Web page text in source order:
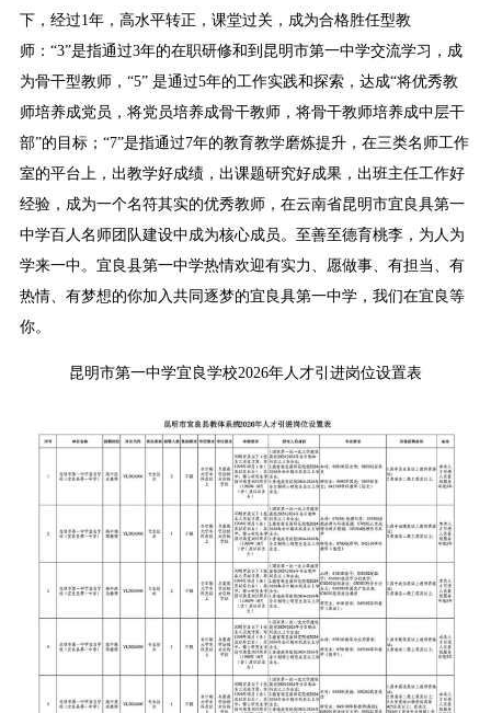
下，经过1年，高水平转正，课堂过关，成为合格胜任型教
师：“3”是指通过3年的在职研修和到昆明市第一中学交流学习，成
为骨干型教师，“5” 是通过5年的工作实践和探索，达成“将优秀教
师培养成党员，将党员培养成骨干教师，将骨干教师培养成中层干
部”的目标；“7”是指通过7年的教育教学磨炼提升，在三类名师工作
室的平台上，出教学好成绩，出课题研究好成果，出班主任工作好
经验，成为一个名符其实的优秀教师，在云南省昆明市宜良具第一
中学百人名师团队建设中成为核心成员。至善至德育桃李，为人为
学来一中。宜良县第一中学热情欢迎有实力、愿做事、有担当、有
热情、有梦想的你加入共同逐梦的宜良具第一中学，我们在宜良等
你。
昆明市第一中学宜良学校2026年人才引进岗位设置表